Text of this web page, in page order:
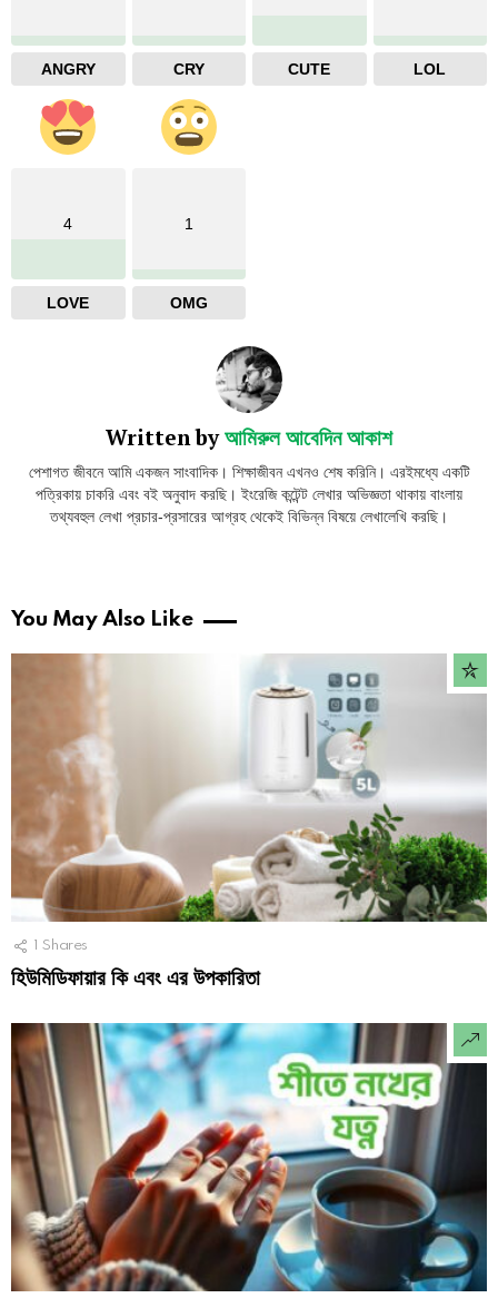
ANGRY CRY CUTE LOL
4
LOVE
1
OMG
Written byআমিরুল আবেদিন আকাশ
পেশাগত জীবনে আমি একজন সাংবাদিক। শিক্ষাজীবন এখনও শেষ করিনি। এরইমধ্যে একটি
পত্রিকায় চাকরি এবং বই অনুবাদ করছি। ইংরেজি কন্টেন্ট লেখার অভিজ্ঞতা থাকায় বাংলায়
তথ্যবহুল লেখা প্রচার-প্রসারের আগ্রহ থেকেই বিভিন্ন বিষয়ে লেখালেখি করছি।
You May Also Like
Shares
হিউমিডিফায়ার কি এবং এর উপকারিতা